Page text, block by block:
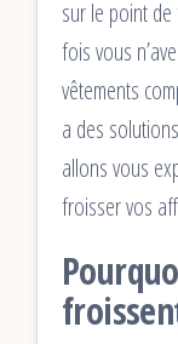
sur le point
fois vous
vêtements
a des
allons vous
froisser vos